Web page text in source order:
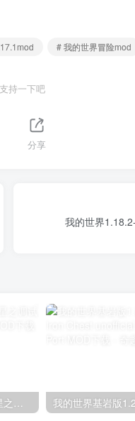
# 我的世界冒险mod
持一下吧
分享
我的世界
我的世界基岩版1.21.50星之调试屏 Star’s Debug Screen MOD下载